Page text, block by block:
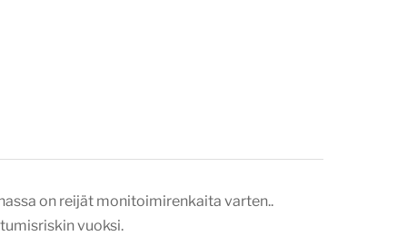
on reijät monitoimirenkaita varten..
vuoksi.